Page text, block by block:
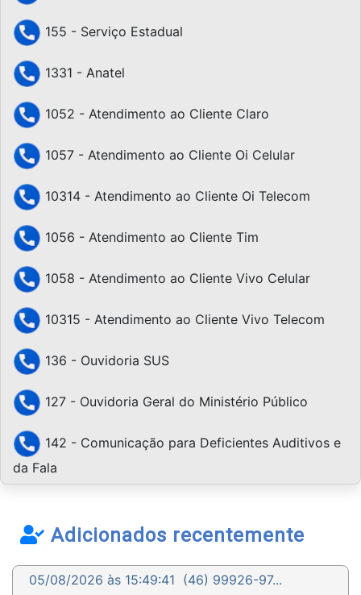
155 - Serviço Estadual
1331 - Anatel
1052 - Atendimento ao Cliente Claro
1057 - Atendimento ao Cliente Oi Celular
10314 - Atendimento ao Cliente Oi Telecom
1056 - Atendimento ao Cliente Tim
1058 - Atendimento ao Cliente Vivo Celular
10315 - Atendimento ao Cliente Vivo Telecom
136 - Ouvidoria SUS
127 - Ouvidoria Geral do Ministério Público
142 - Comunicação para Deficientes Auditivos e
da Fala
Adicionados recentemente
05/08/2026 às 15:49:41 (46) 99926-97...